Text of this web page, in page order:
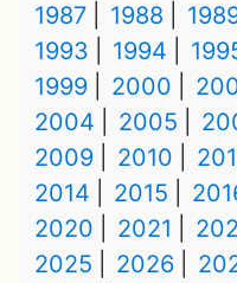
1987
1988
1993
1994
1999
2000
2004
2005
2009
2010
2014
2015
2020
2021
2025
2026